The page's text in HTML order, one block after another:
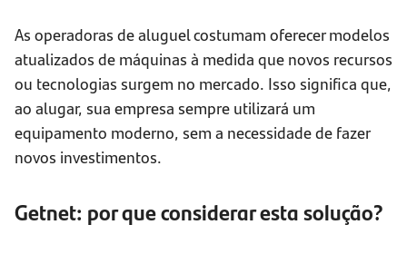
As operadoras de aluguel costumam oferecer modelos
atualizados de máquinas à medida que novos recursos
ou tecnologias surgem no mercado. Isso significa que,
ao alugar, sua empresa sempre utilizará um
equipamento moderno, sem a necessidade de fazer
novos investimentos.
Getnet: por que considerar esta solução?